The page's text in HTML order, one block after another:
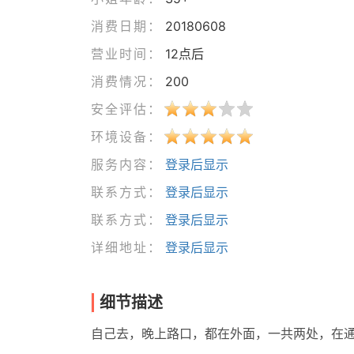
消费日期：
20180608
营业时间：
12点后
消费情况：
200
安全评估：
环境设备：
服务内容：
登录后显示
联系方式：
登录后显示
联系方式：
登录后显示
详细地址：
登录后显示
细节描述
自己去，晚上路口，都在外面，一共两处，在